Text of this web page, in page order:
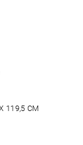
119,5 CM